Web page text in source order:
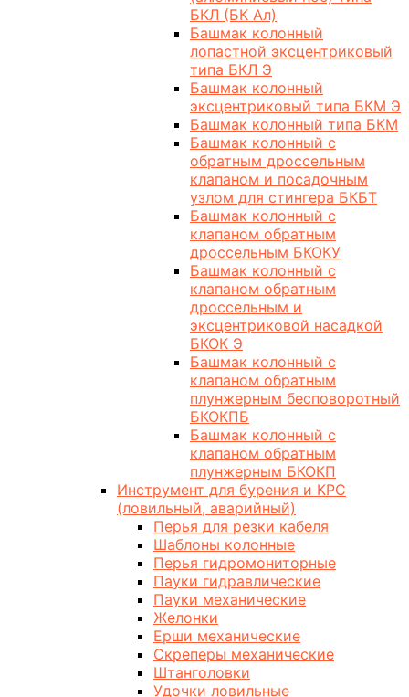
БКЛ (БК Ал)
Башмак колонный
лопастной эксцентриковый
типа БКЛ Э
Башмак колонный
эксцентриковый типа БКМ Э
Башмак колонный типа БКМ
Башмак колонный с
обратным дроссельным
клапаном и посадочным
узлом для стингера БКБТ
Башмак колонный с
клапаном обратным
дроссельным БКОКУ
Башмак колонный с
клапаном обратным
дроссельным и
эксцентриковой насадкой
БКОК Э
Башмак колонный с
клапаном обратным
плунжерным бесповоротный
БКОКПБ
Башмак колонный с
клапаном обратным
плунжерным БКОКП
Инструмент для бурения и КРС
(ловильный, аварийный)
Перья для резки кабеля
Шаблоны колонные
Перья гидромониторные
Пауки гидравлические
Пауки механические
Желонки
Ерши механические
Скреперы механические
Штанголовки
Удочки ловильные